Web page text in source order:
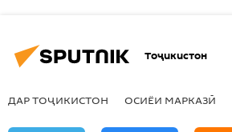
Тоҷикистон
ДАР ТОҶИКИСТОН ОСИЁИ МАРКАЗӢ